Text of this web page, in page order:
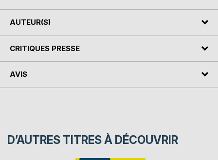
AUTEUR(S)
CRITIQUES PRESSE
AVIS
D’AUTRES TITRES À DÉCOUVRIR